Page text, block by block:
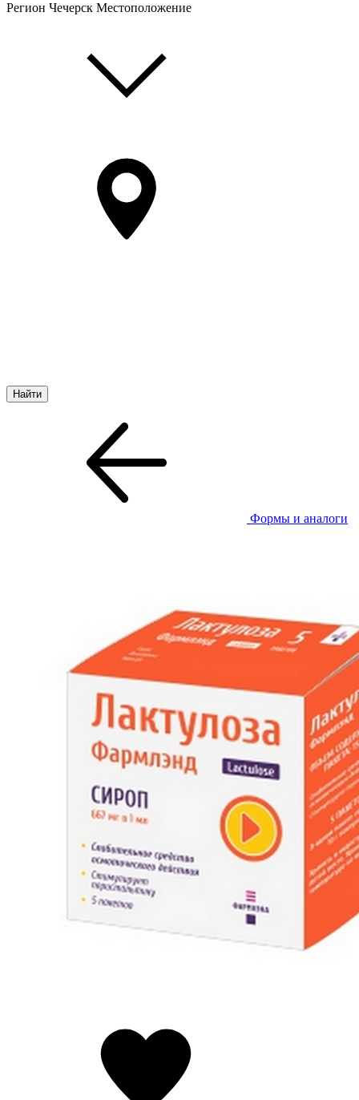
Регион Чечерск Местоположение
Формы и аналоги